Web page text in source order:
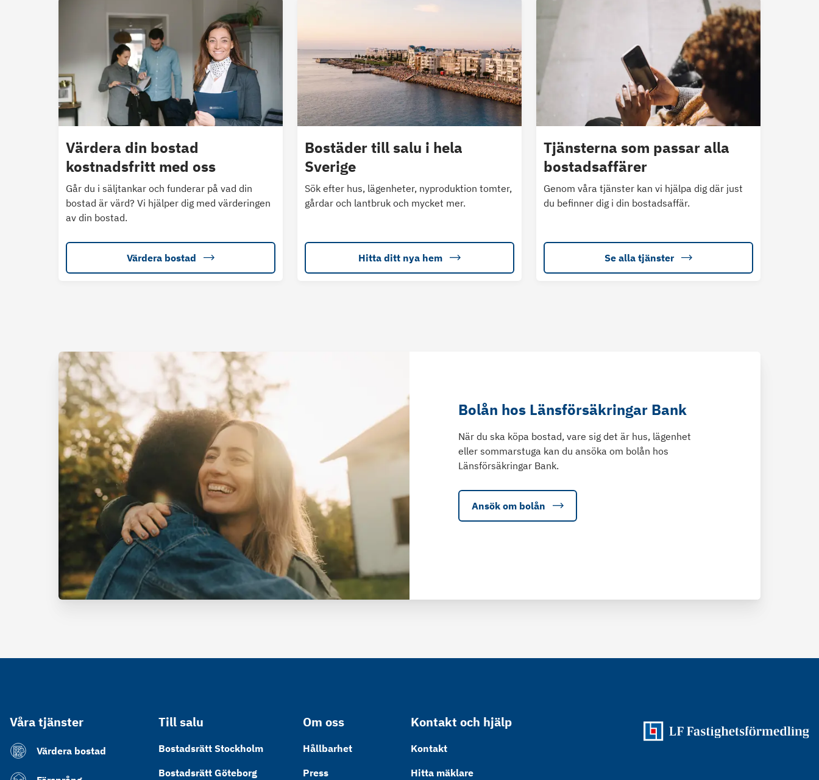
Värdera din bostad
kostnadsfritt med oss
Går du i säljtankar och funderar på vad din
bostad är värd? Vi hjälper dig med värderingen
av din bostad.
Värdera bostad
Bostäder till salu i hela
Sverige
Sök efter hus, lägenheter, nyproduktion tomter,
gårdar och lantbruk och mycket mer.
Hitta ditt nya hem
Tjänsterna som passar alla
bostadsaffärer
Genom våra tjänster kan vi hjälpa dig där just
du befinner dig i din bostadsaffär.
Se alla tjänster
Bolån hos Länsförsäkringar Bank
När du ska köpa bostad, vare sig det är hus, lägenhet
eller sommarstuga kan du ansöka om bolån hos
Länsförsäkringar Bank.
Ansök om bolån
Våra tjänster
Värdera bostad
Till salu
Bostadsrätt Stockholm
Bostadsrätt Göteborg
Om oss
Hållbarhet
Press
Kontakt och hjälp
Kontakt
Hitta mäklare